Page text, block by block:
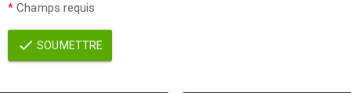
* Champs requis
SOUMETTRE